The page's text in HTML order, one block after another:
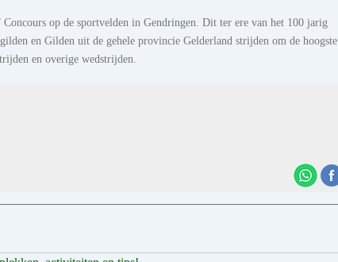
op de sportvelden in Gendringen. Dit ter ere van het 100 jarig
en Gilden uit de gehele provincie Gelderland strijden om de hoogste
en overige wedstrijden.